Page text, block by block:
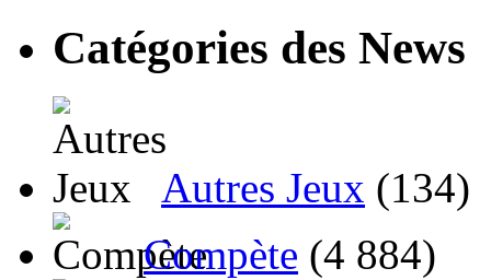
Catégories des News
Autres Jeux (134)
Compète (4 884)